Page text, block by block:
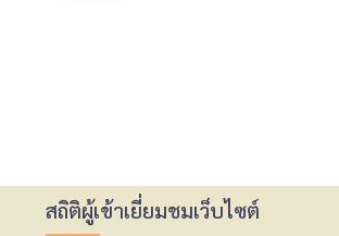
สถิติผู้เข้าเยี่ยมชมเว็บไซต์